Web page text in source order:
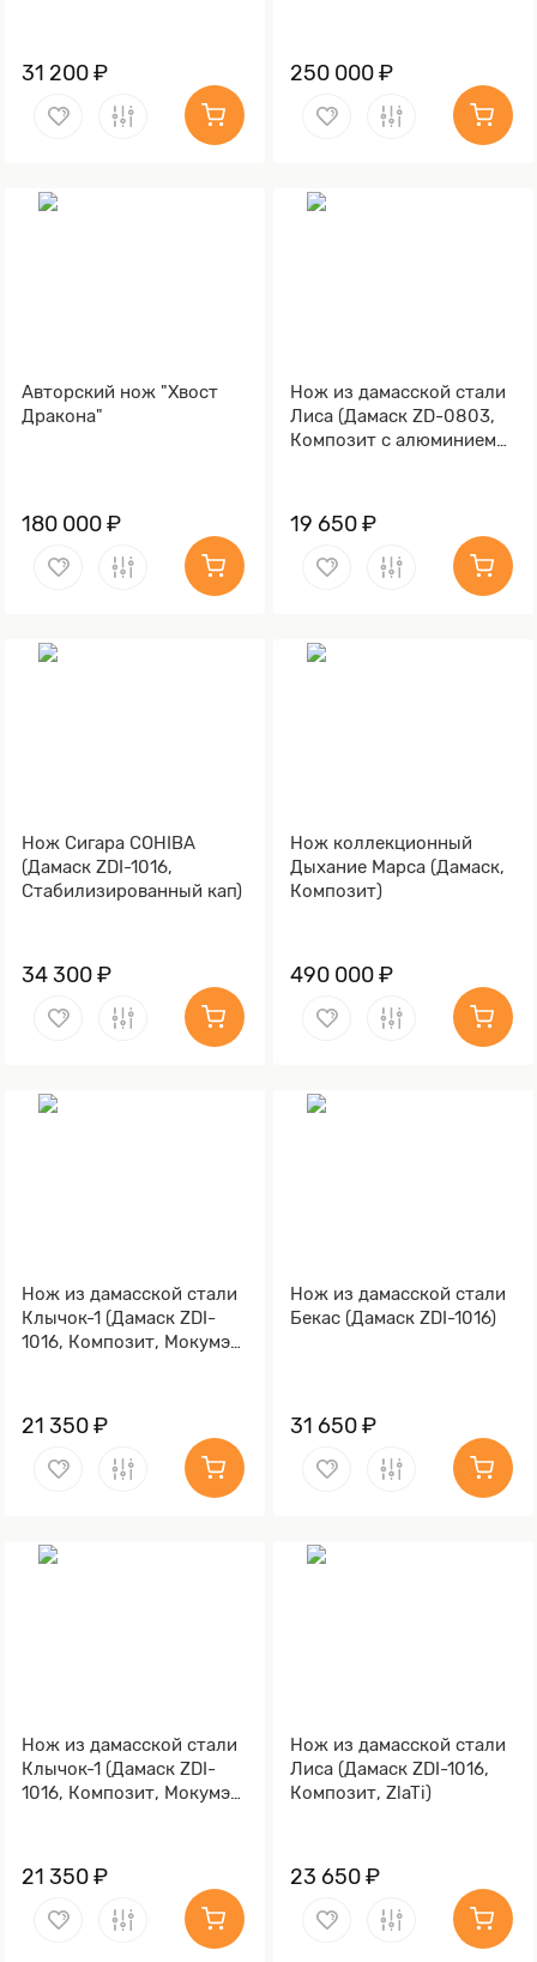
31 200 ₽ 250 000 ₽
Авторский нож "Хвост
Дракона"
180 000 ₽
Нож из дамасской стали
Лиса (Дамаск ZD-0803,
Композит с алюминием
19 650 ₽
Нож Сигара COHIBA
(Дамаск ZDI-1016,
Стабилизированный кап)
34 300 ₽
Нож коллекционный
Дыхание Марса (Дамаск,
Композит)
490 000 ₽
Нож из дамасской стали
Клычок-1 (Дамаск ZDI-
1016, Композит, Мокумэ-
21 350 ₽
Нож из дамасской стали
Бекас (Дамаск ZDI-1016)
31 650 ₽
Нож из дамасской стали
Клычок-1 (Дамаск ZDI-
1016, Композит, Мокумэ-
21 350 ₽
Нож из дамасской стали
Лиса (Дамаск ZDI-1016,
Композит, ZlaTi)
23 650 ₽